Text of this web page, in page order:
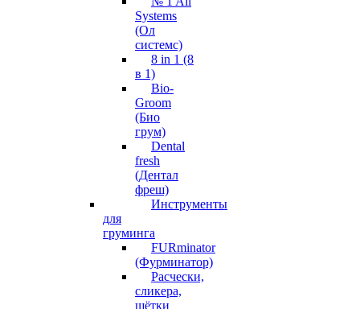
Systems
(Ол
системс)
8 in 1 (8
в 1)
Bio-
Groom
(Био
грум)
Dental
fresh
(Дентал
фреш)
Инструменты
для
груминга
FURminator
(Фурминатор)
Расчески,
сликера,
щётки